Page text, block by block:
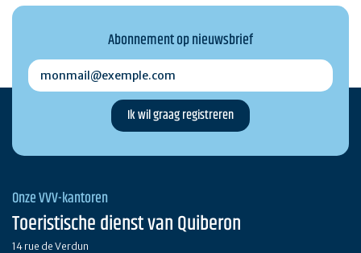
Abonnement op nieuwsbrief
monmail@exemple.com
Onze VVV-kantoren
Toeristische dienst van Quiberon
14 rue de Verdun